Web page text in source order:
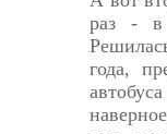
раз - в
года,